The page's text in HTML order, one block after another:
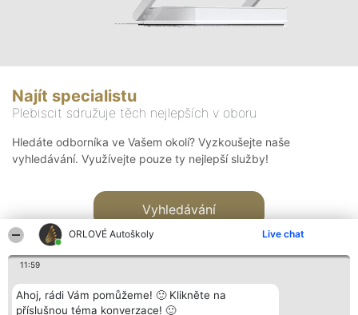
ORLOVÉ Autoškoly Live chat
11:59
Ahoj, rádi Vám pomůžeme! 🙂 Klikněte na
příslušnou téma konverzace! 🙂
Najít specialistu
Plebiscit sdružuje těch nejlepších v oboru
Hledáte odborníka ve Vašem okolí? Vyzkoušejte naše
vyhledávání. Využívejte pouze ty nejlepší služby!
Vyhledávání